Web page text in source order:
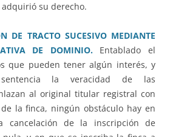
su derecho.
DE TRACTO SUCESIVO MEDIANTE
DE DOMINIO.Entablado el
que pueden tener algún interés, y
la veracidad de las
al original titular registral con
la finca, ningún obstáculo hay en
cancelación de la inscripción de